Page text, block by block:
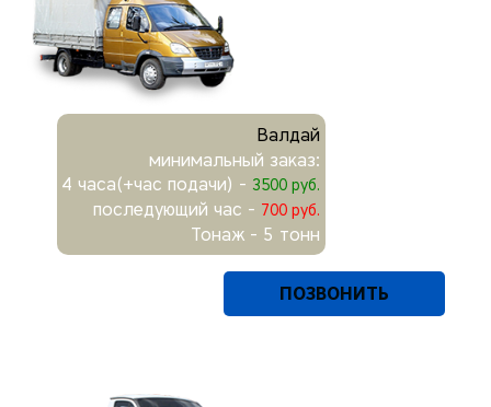
Валдай
минимальный заказ:
4 часа(+час подачи) - 3500 руб.
последующий час - 700 руб.
Тонаж - 5 тонн
ПОЗВОНИТЬ